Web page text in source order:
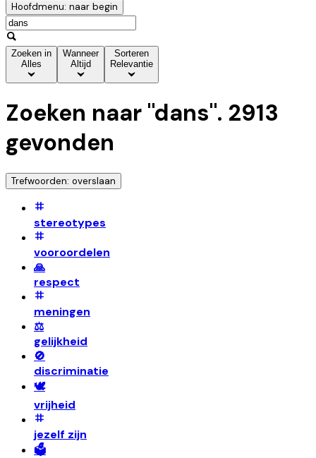
Hoofdmenu: naar begin
Zoeken in
Alles
Wanneer
Altijd
Sorteren
Relevantie
Zoeken naar "dans". 2913
gevonden
Trefwoorden: overslaan
stereotypes
vooroordelen
🙏
respect
meningen
⚖️
gelijkheid
🚫
discriminatie
🕊️
vrijheid
jezelf zijn
🗳️